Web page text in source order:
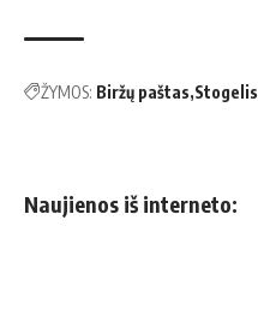
ŽYMOS: Biržų paštas Stogelis
Naujienos iš interneto: